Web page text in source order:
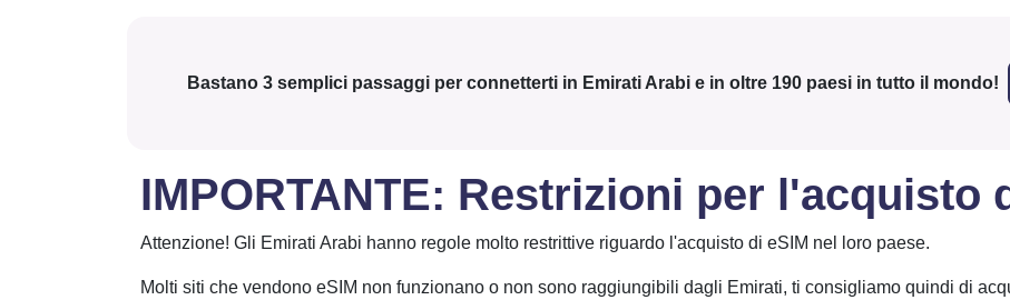
Bastano 3 semplici passaggi per connetterti in Emirati Arabi e in oltre 190 paesi in tutto il mondo!
IMPORTANTE: Restrizioni per l'acquisto
Attenzione! Gli Emirati Arabi hanno regole molto restrittive riguardo l'acquisto di eSIM nel loro paese.
Molti siti che vendono eSIM non funzionano o non sono raggiungibili dagli Emirati, ti consigliamo quindi di